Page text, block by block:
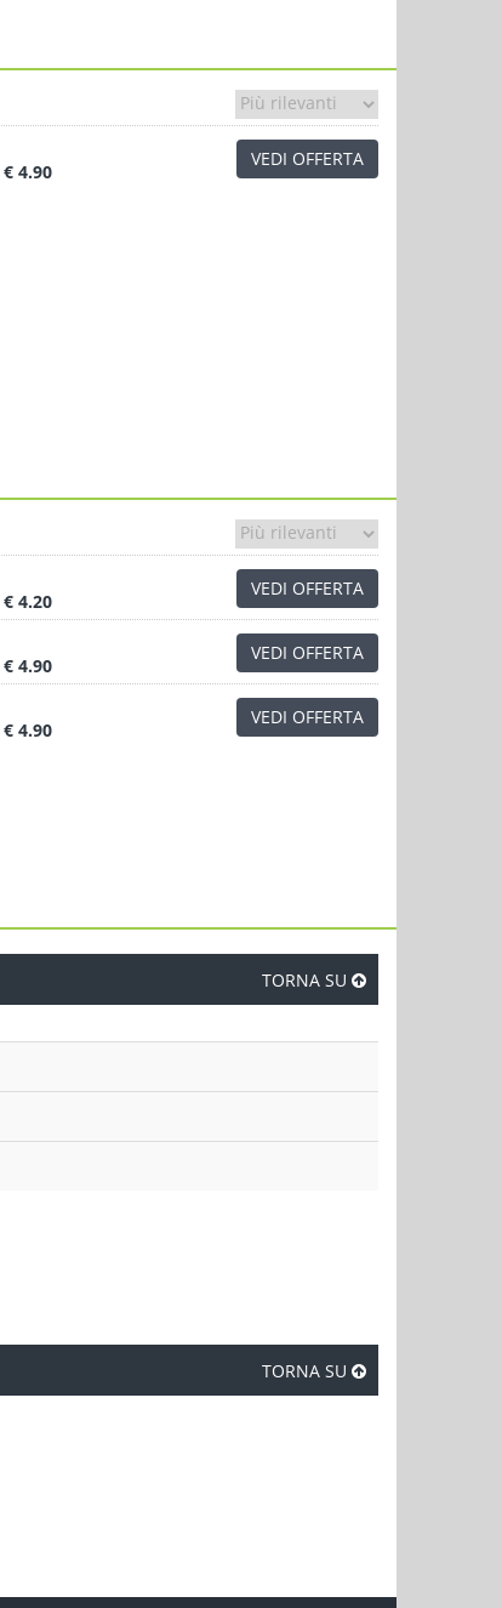
€ 4.90
VEDI OFFERTA
€ 4.20
VEDI OFFERTA
€ 4.90
VEDI OFFERTA
€ 4.90
VEDI OFFERTA
TORNA SU
TORNA SU